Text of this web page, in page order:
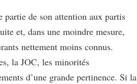
partie de son attention aux partis
et, dans une moindre mesure,
nettement moins connus.
la JOC, les minorités
d’une grande pertinence. Si la